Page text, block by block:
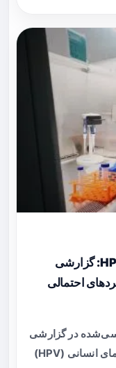
آدامس مهندسی‌شده کاهش‌دهنده HPV: گزارشی
احتمالی
در گزارشی
جدید توانسته است میزان ویروس پاپیلومای انسانی (HPV)